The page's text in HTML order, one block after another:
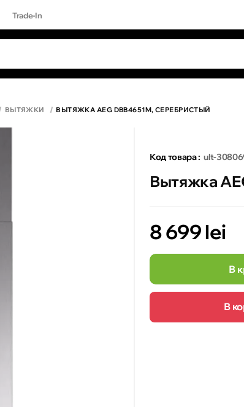
Trade-In
ВЫТЯЖКИ ВЫТЯЖКА AEG DBB4651M, СЕРЕБРИСТЫЙ
Код товара : ult-
Вытяжка
8 699 lei
В
В